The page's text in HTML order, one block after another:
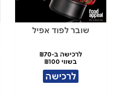
שובר לפוד אפיל
לרכישה ב-₪70
בשווי ₪100
לרכישה